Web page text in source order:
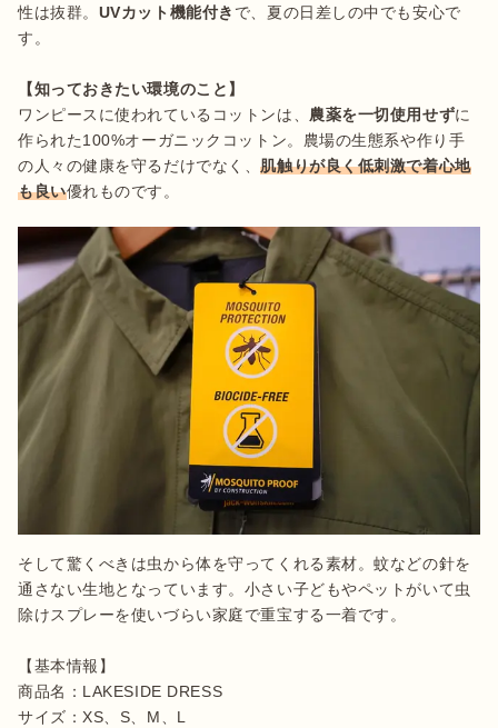
性は抜群。 UVカット機能付き で、夏の日差しの中でも安心で
す。
ワンピースに使われているコットンは、 農薬を一切使用せずに
作られた100%オーガニックコットン。農場の生態系や作り手
の人々の健康を守るだけでなく、肌触りが良く低刺激で着心地
も良い優れものです。
そして驚くべきは虫から体を守ってくれる素材。蚊などの針を
通さない生地となっています。小さい子どもやペットがいて虫
除けスプレーを使いづらい家庭で重宝する一着です。
【基本情報】
商品名：LAKESIDE DRESS
サイズ：XS、S、M、L